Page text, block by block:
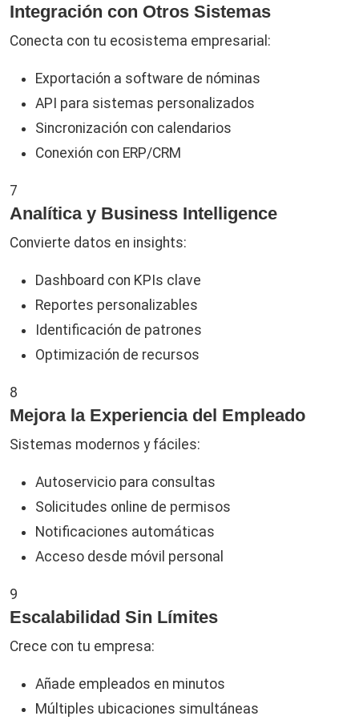
Integración con Otros Sistemas
Conecta con tu ecosistema empresarial:
Exportación a software de nóminas
API para sistemas personalizados
Sincronización con calendarios
Conexión con ERP/CRM
7
Analítica y Business Intelligence
Convierte datos en insights:
Dashboard con KPIs clave
Reportes personalizables
Identificación de patrones
Optimización de recursos
8
Mejora la Experiencia del Empleado
Sistemas modernos y fáciles:
Autoservicio para consultas
Solicitudes online de permisos
Notificaciones automáticas
Acceso desde móvil personal
9
Escalabilidad Sin Límites
Crece con tu empresa:
Añade empleados en minutos
Múltiples ubicaciones simultáneas